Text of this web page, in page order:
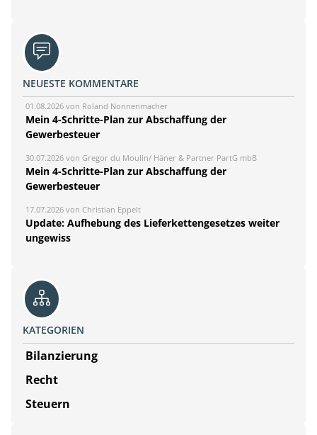
NEUESTE KOMMENTARE
01.08.2026 von Roland Nonnenmacher
Mein 4-Schritte-Plan zur Abschaffung der
Gewerbesteuer
30.07.2026 von Gregor du Moulin/ Häner & Partner PartG mbB
Mein 4-Schritte-Plan zur Abschaffung der
Gewerbesteuer
17.07.2026 von Christian Eppelt
Update: Aufhebung des Lieferkettengesetzes weiter
ungewiss
KATEGORIEN
Bilanzierung
Recht
Steuern